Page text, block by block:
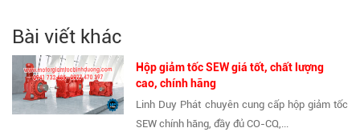
Bài viết khác
Hộp giảm tốc SEW giá tốt, chất lượng
cao, chính hãng
Linh Duy Phát chuyên cung cấp hộp giảm tốc
SEW chính hãng, đầy đủ CO-CQ,...